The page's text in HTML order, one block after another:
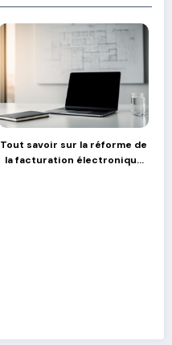
Tout savoir sur la réforme de
la facturation électronique